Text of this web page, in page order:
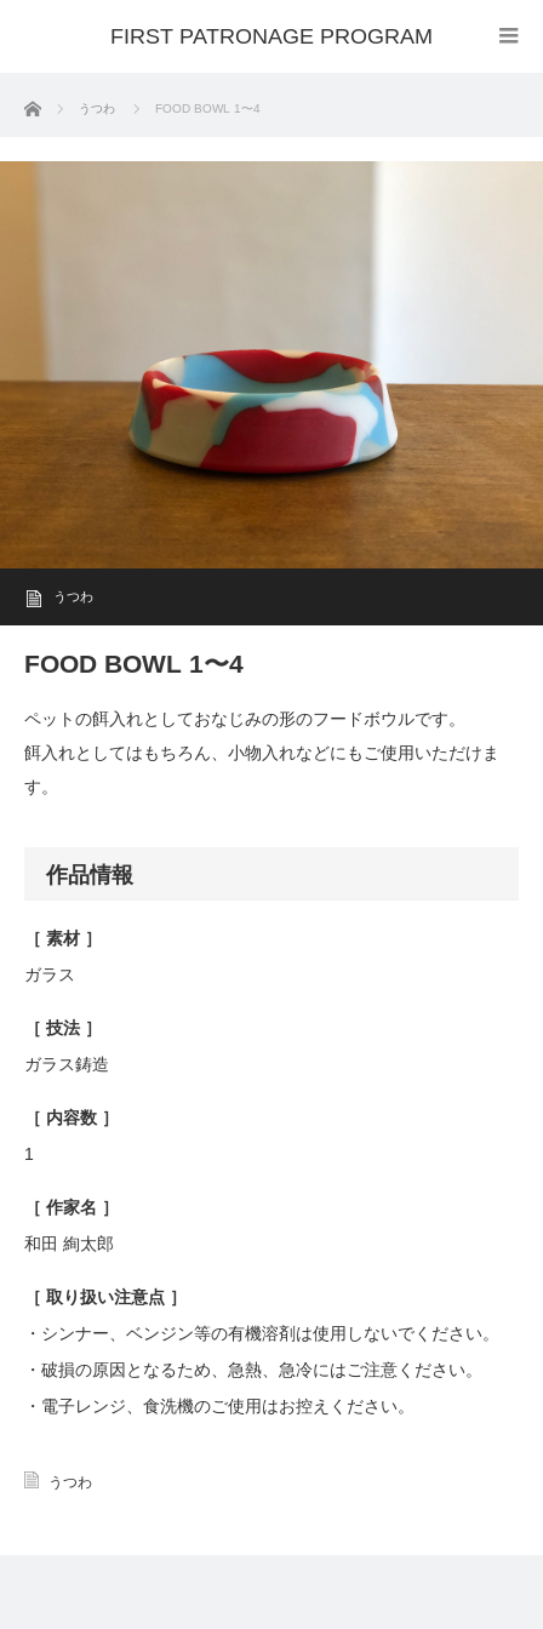
FIRST PATRONAGE PROGRAM
ホーム うつわ FOOD BOWL 1〜4
うつわ
FOOD BOWL 1〜4
ペットの餌入れとしておなじみの形のフードボウルです。
餌入れとしてはもちろん、小物入れなどにもご使用いただけま
す。
作品情報
［ 素材 ］
ガラス
［ 技法 ］
ガラス鋳造
［ 内容数 ］
1
［ 作家名 ］
和田 絢太郎
［ 取り扱い注意点 ］
・シンナー、ベンジン等の有機溶剤は使用しないでください。
・破損の原因となるため、急熱、急冷にはご注意ください。
・電子レンジ、食洗機のご使用はお控えください。
うつわ